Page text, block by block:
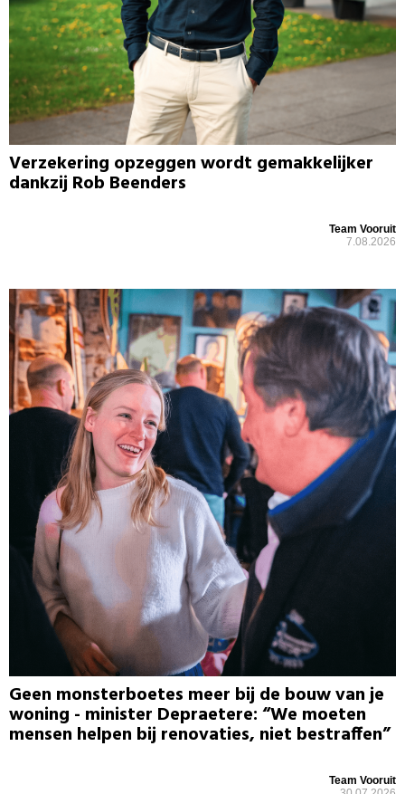
Verzekering opzeggen wordt gemakkelijker
dankzij Rob Beenders
Team Vooruit
7.08.2026
Geen monsterboetes meer bij de bouw van je
woning - minister Depraetere: “We moeten
mensen helpen bij renovaties, niet bestraffen”
Team Vooruit